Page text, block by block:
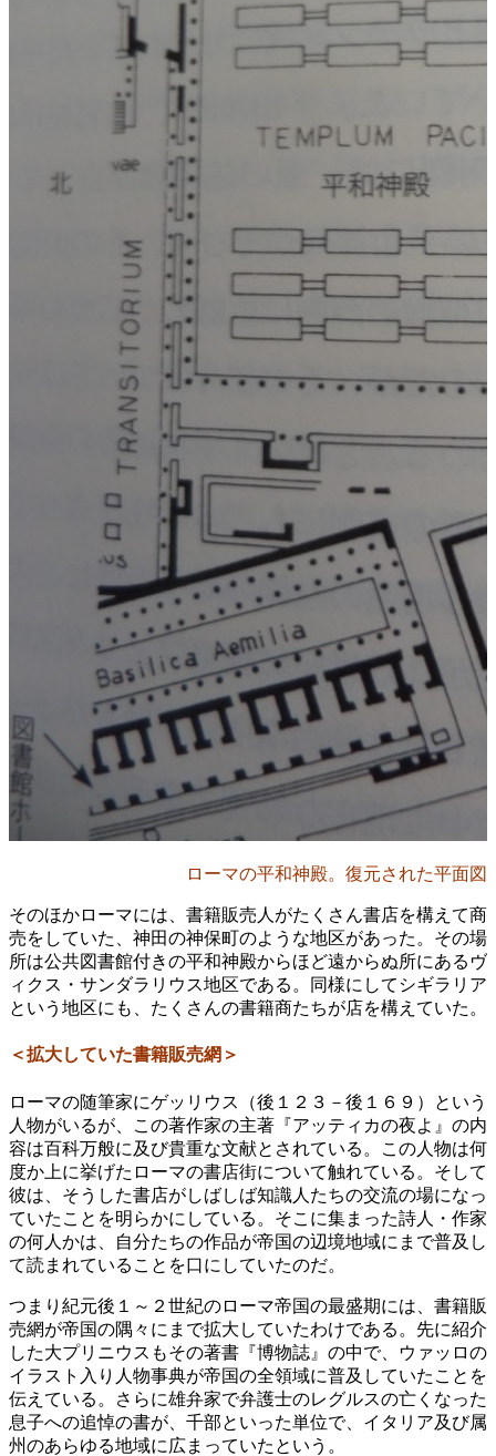
ローマの平和神殿。復元された平面図
そのほかローマには、書籍販売人がたくさん書店を構えて商
売をしていた、神田の神保町のような地区があった。その場
所は公共図書館付きの平和神殿からほど遠からぬ所にあるヴ
ィクス・サンダラリウス地区である。同様にしてシギラリア
という地区にも、たくさんの書籍商たちが店を構えていた。
＜拡大していた書籍販売網＞
ローマの随筆家にゲッリウス（後１２３－後１６９）という
人物がいるが、この著作家の主著『アッティカの夜よ』の内
容は百科万般に及び貴重な文献とされている。この人物は何
度か上に挙げたローマの書店街について触れている。そして
彼は、そうした書店がしばしば知識人たちの交流の場になっ
ていたことを明らかにしている。そこに集まった詩人・作家
の何人かは、自分たちの作品が帝国の辺境地域にまで普及し
て読まれていることを口にしていたのだ。
つまり紀元後１～２世紀のローマ帝国の最盛期には、書籍販
売網が帝国の隅々にまで拡大していたわけである。先に紹介
した大プリニウスもその著書『博物誌』の中で、ウァッロの
イラスト入り人物事典が帝国の全領域に普及していたことを
伝えている。さらに雄弁家で弁護士のレグルスの亡くなった
息子への追悼の書が、千部といった単位で、イタリア及び属
州のあらゆる地域に広まっていたという。